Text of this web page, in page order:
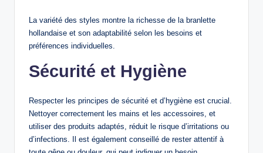
La variété des styles montre la richesse de la branlette
hollandaise et son adaptabilité selon les besoins et
préférences individuelles.
Sécurité et Hygiène
Respecter les principes de sécurité et d’hygiène est crucial.
Nettoyer correctement les mains et les accessoires, et
utiliser des produits adaptés, réduit le risque d’irritations ou
d’infections. Il est également conseillé de rester attentif à